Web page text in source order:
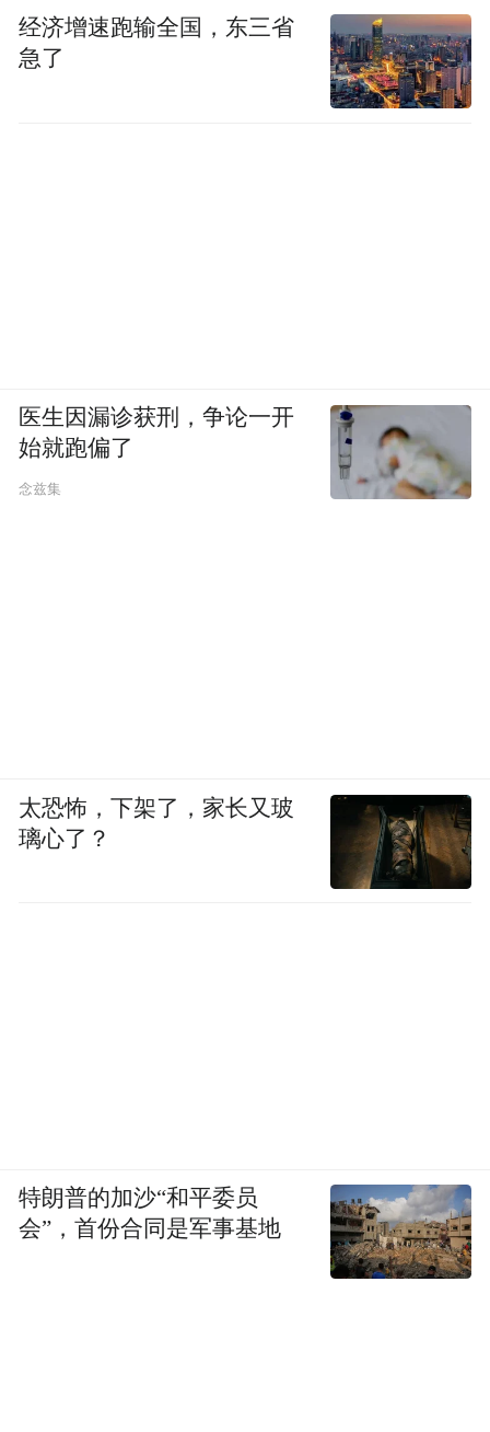
经济增速跑输全国，东三省
急了
医生因漏诊获刑，争论一开
始就跑偏了
念兹集
太恐怖，下架了，家长又玻
璃心了？
特朗普的加沙“和平委员
会”，首份合同是军事基地